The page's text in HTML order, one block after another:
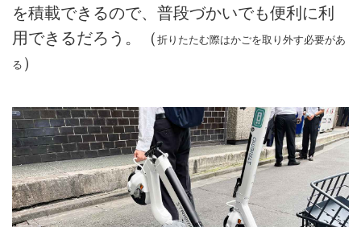
を積載できるので、普段づかいでも便利に利
用できるだろう。（ 折りたたむ際はかごを取り外す必要があ
る ）